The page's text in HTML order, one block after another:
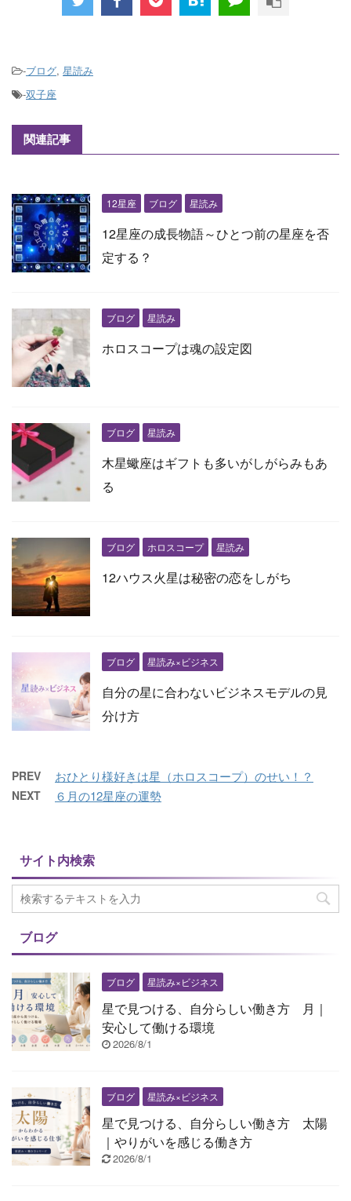
-ブログ, 星読み
-双子座
関連記事
12星座 ブログ 星読み
12星座の成長物語～ひとつ前の星座を否
定する？
ブログ 星読み
ホロスコープは魂の設定図
ブログ 星読み
木星蠍座はギフトも多いがしがらみもあ
る
ブログ ホロスコープ 星読み
12ハウス火星は秘密の恋をしがち
ブログ 星読み×ビジネス
自分の星に合わないビジネスモデルの見
分け方
PREV おひとり様好きは星（ホロスコープ）のせい！？
NEXT ６月の12星座の運勢
サイト内検索
ブログ
ブログ 星読み×ビジネス
星で見つける、自分らしい働き方 月｜
安心して働ける環境
2026/8/1
ブログ 星読み×ビジネス
星で見つける、自分らしい働き方 太陽
｜やりがいを感じる働き方
2026/8/1